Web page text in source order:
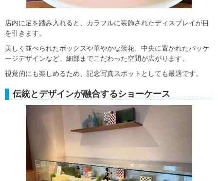
店内に足を踏み入れると、カラフルに装飾されたディスプレイが目
を引きます。
美しく並べられたボックスや華やかな装花、中央に置かれたパッケ
ージデザインなど、細部までこだわった空間が広がります。
視覚的にも楽しめるため、記念写真スポットとしても最適です。
伝統とデザインが融合するショーケース